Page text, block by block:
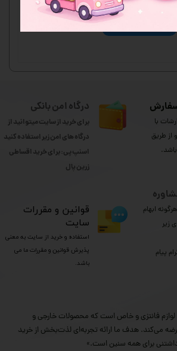
با
از طریق
لوازم فانتزی و خاص است که محصولات خارجی و
می‌کند. هدف ما ارائه تجربه‌ای لذت‌بخش از خرید
برای همه سنین است.»
درگاه امن بانکی
برای خرید از سایت میتوانید از
درگاه های امن زیر استفاده کنید
اسنپ پی: برای خرید اقساطی
​​​​​​​زرین پال
ابهام
زیر
پیام
​قوانین و مقررات
سایت
استفاده و خرید از سایت به معنی
پذیرش قوانین و مقررات ما می
باشد.